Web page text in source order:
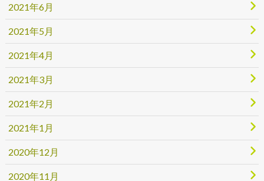
2021年6月
2021年5月
2021年4月
2021年3月
2021年2月
2021年1月
2020年12月
2020年11月